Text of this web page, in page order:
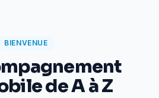
BIENVENUE
de A à Z